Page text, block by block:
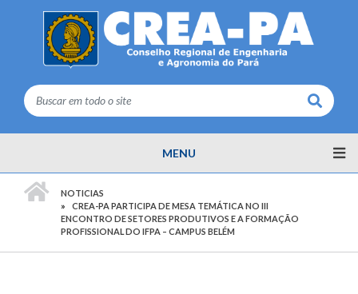
Buscar
MENU
NOTICIAS
CREA-PA PARTICIPA DE MESA TEMÁTICA NO III
ENCONTRO DE SETORES PRODUTIVOS E A FORMAÇÃO
PROFISSIONAL DO IFPA – CAMPUS BELÉM